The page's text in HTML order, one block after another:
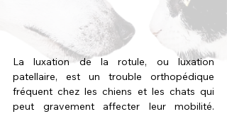
La luxation de la rotule, ou luxation
patellaire, est un trouble orthopédique
fréquent chez les chiens et les chats qui
peut gravement affecter leur mobilité.